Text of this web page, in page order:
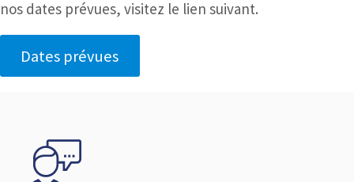
nos dates prévues, visitez le lien suivant.
Dates prévues